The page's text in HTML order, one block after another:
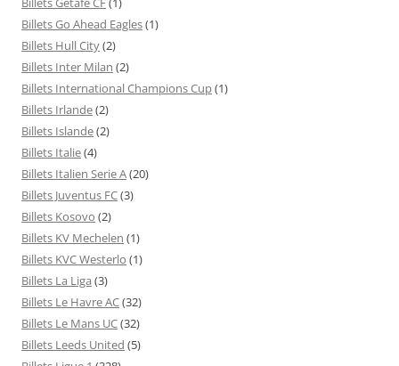
Billets Go Ahead Eagles(1)
Billets Hull City(2)
Billets Inter Milan (2)
Billets International Champions Cup(1)
Billets Irlande(2)
Billets Islande(2)
Billets Italie(4)
Billets Italien Serie A(20)
Billets Juventus FC(3)
Billets Kosovo (2)
Billets KV Mechelen (1)
Billets KVC Westerlo (1)
Billets La Liga (3)
Billets Le Havre AC(32)
Billets Le Mans UC(32)
Billets Leeds United (5)